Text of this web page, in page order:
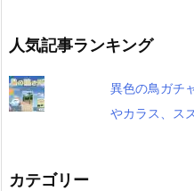
人気記事ランキング
異色の鳥ガチ
やカラス、ス
カテゴリー